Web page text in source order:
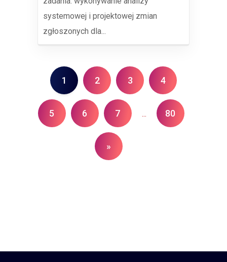
systemowej i projektowej zmian
zgłoszonych dla...
1 2 3 4
5 6 7 ... 80
»